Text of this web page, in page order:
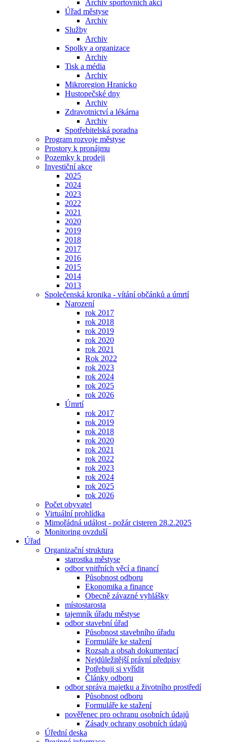
Archiv sportovních akcí
Úřad městyse
Archiv
Služby
Archiv
Spolky a organizace
Archiv
Tisk a média
Archiv
Mikroregion Hranicko
Hustopečské dny
Archiv
Zdravotnictví a lékárna
Archiv
Spotřebitelská poradna
Program rozvoje městyse
Prostory k pronájmu
Pozemky k prodeji
Investiční akce
2025
2024
2023
2022
2021
2020
2019
2018
2017
2016
2015
2014
2013
Společenská kronika - vítání občánků a úmrtí
Narození
rok 2017
rok 2018
rok 2019
rok 2020
rok 2021
Rok 2022
rok 2023
rok 2024
rok 2025
rok 2026
Úmrtí
rok 2017
rok 2019
rok 2018
rok 2020
rok 2021
rok 2022
rok 2023
rok 2024
rok 2025
rok 2026
Počet obyvatel
Virtuální prohlídka
Mimořádná událost - požár cisteren 28.2.2025
Monitoring ovzduší
Úřad
Organizační struktura
starostka městyse
odbor vnitřních věcí a financí
Působnost odboru
Ekonomika a finance
Obecně závazné vyhlášky
místostarosta
tajemník úřadu městyse
odbor stavební úřad
Působnost stavebního úřadu
Formuláře ke stažení
Rozsah a obsah dokumentací
Nejdůležitější právní předpisy
Potřebuji si vyřídit
Články odboru
odbor správa majetku a životního prostředí
Působnost odboru
Formuláře ke stažení
pověřenec pro ochranu osobních údajů
Zásady ochrany osobních údajů
Úřední deska